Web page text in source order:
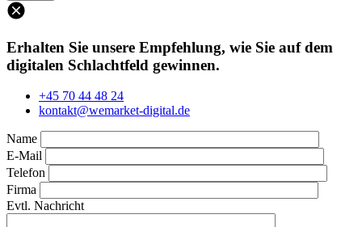
Erhalten Sie unsere Empfehlung, wie Sie auf dem
digitalen Schlachtfeld gewinnen.
+45 70 44 48 24
kontakt@wemarket-digital.de
Name
E-Mail
Telefon
Firma
Evtl. Nachricht